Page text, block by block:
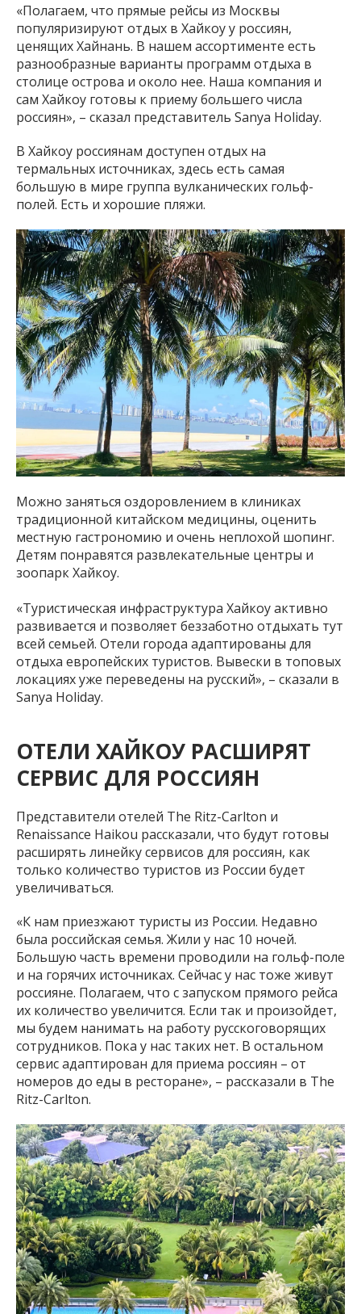
«Полагаем, что прямые рейсы из Москвы
популяризируют отдых в Хайкоу у россиян,
ценящих Хайнань. В нашем ассортименте есть
разнообразные варианты программ отдыха в
столице острова и около нее. Наша компания и
сам Хайкоу готовы к приему большего числа
россиян», – сказал представитель Sanya Holiday.
В Хайкоу россиянам доступен отдых на
термальных источниках, здесь есть самая
большую в мире группа вулканических гольф-
полей. Есть и хорошие пляжи.
Можно заняться оздоровлением в клиниках
традиционной китайском медицины, оценить
местную гастрономию и очень неплохой шопинг.
Детям понравятся развлекательные центры и
зоопарк Хайкоу.
«Туристическая инфраструктура Хайкоу активно
развивается и позволяет беззаботно отдыхать тут
всей семьей. Отели города адаптированы для
отдыха европейских туристов. Вывески в топовых
локациях уже переведены на русский», – сказали в
Sanya Holiday.
ОТЕЛИ ХАЙКОУ РАСШИРЯТ
СЕРВИС ДЛЯ РОССИЯН
Представители отелей The Ritz-Carlton и
Renaissance Haikou рассказали, что будут готовы
расширять линейку сервисов для россиян, как
только количество туристов из России будет
увеличиваться.
«К нам приезжают туристы из России. Недавно
была российская семья. Жили у нас 10 ночей.
Большую часть времени проводили на гольф-поле
и на горячих источниках. Сейчас у нас тоже живут
россияне. Полагаем, что с запуском прямого рейса
их количество увеличится. Если так и произойдет,
мы будем нанимать на работу русскоговорящих
сотрудников. Пока у нас таких нет. В остальном
сервис адаптирован для приема россиян – от
номеров до еды в ресторане», – рассказали в The
Ritz-Carlton.